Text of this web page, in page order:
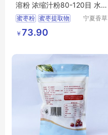
溶粉 浓缩汁粉80-120目 水
溶无杂质
蜜枣粉 蜜枣提取物
宁夏香草
￥ 73.90